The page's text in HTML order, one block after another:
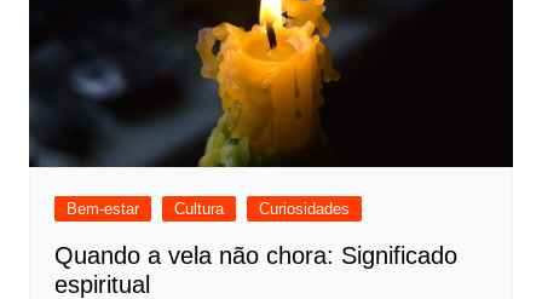
Bem-estar Cultura Curiosidades
Quando a vela não chora: Significado
espiritual